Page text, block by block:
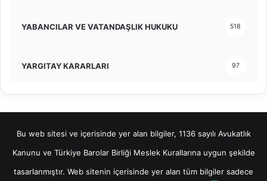
YABANCILAR VE VATANDAŞLIK HUKUKU 518
YARGITAY KARARLARI 97
Bu web sitesi ve içerisinde yer alan bilgiler, 1136 sayılı Avukatlık
Kanunu ve Türkiye Barolar Birliği Meslek Kurallarına uygun şekilde
tasarlanmıştır. Web sitenin içerisinde yer alan tüm bilgiler sadece